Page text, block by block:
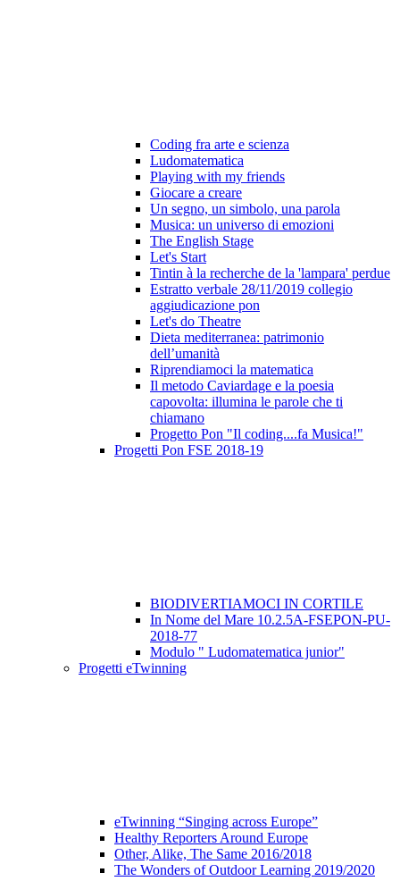
Coding fra arte e scienza
Ludomatematica
Playing with my friends
Giocare a creare
Un segno, un simbolo, una parola
Musica: un universo di emozioni
The English Stage
Let's Start
Tintin à la recherche de la 'lampara' perdue
Estratto verbale 28/11/2019 collegio
aggiudicazione pon
Let's do Theatre
Dieta mediterranea: patrimonio
dell’umanità
Riprendiamoci la matematica
Il metodo Caviardage e la poesia
capovolta: illumina le parole che ti
chiamano
Progetto Pon "Il coding....fa Musica!"
Progetti Pon FSE 2018-19
BIODIVERTIAMOCI IN CORTILE
In Nome del Mare 10.2.5A-FSEPON-PU-
2018-77
Modulo " Ludomatematica junior"
Progetti eTwinning
eTwinning “Singing across Europe”
Healthy Reporters Around Europe
Other, Alike, The Same 2016/2018
The Wonders of Outdoor Learning 2019/2020